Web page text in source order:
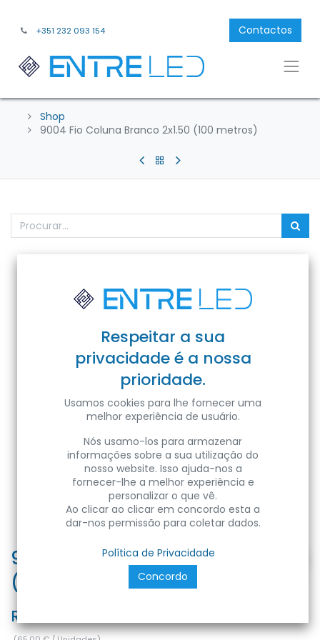
+351 232 093 154 Contactos
Shop
9004 Fio Coluna Branco 2x1.50 (100 metros)
9004 Fio Coluna Branco 2x1.50
(100 metros)
Ref:
Respeitar a sua
privacidade é a nossa
prioridade.
Usamos cookies para lhe fornecer uma
melhor experiência de usuário.
Nós usamo-los para armazenar
informações sobre a sua utilização do
nosso website. Isso ajuda-nos a
fornecer-lhe a melhor experiência e
personalizar o que vê.
Ao clicar ao clicar em concordo esta a
dar-nos permissão para coletar dados.
Política de Privacidade
Concordo